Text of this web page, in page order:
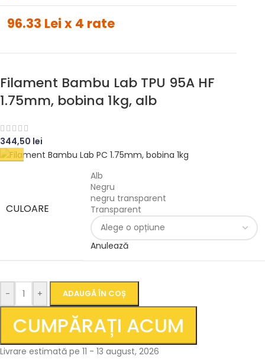
96.33 Lei x 4 rate
Filament Bambu Lab TPU 95A HF
1.75mm, bobina 1kg, alb
344,50 lei
CULOARE
Alb
Negru
negru transparent
Transparent
Anulează
- + ADAUGĂ ÎN COȘ
CUMPĂRAȚI ACUM
Livrare estimată pe 11 - 13 august, 2026